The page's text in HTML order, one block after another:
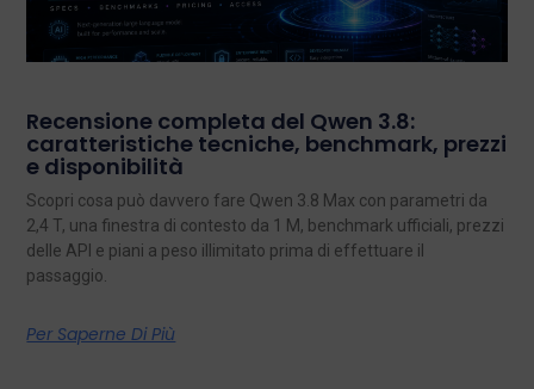
Recensione completa del Qwen 3.8:
caratteristiche tecniche, benchmark, prezzi
e disponibilità
Scopri cosa può davvero fare Qwen 3.8 Max con parametri da
2,4 T, una finestra di contesto da 1 M, benchmark ufficiali, prezzi
delle API e piani a peso illimitato prima di effettuare il
passaggio.
Per Saperne Di Più